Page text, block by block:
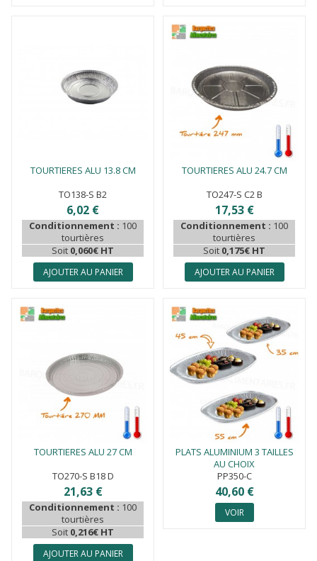
TOURTIERES ALU 13.8 CM
TO138-S B2
6,02 €
Conditionnement : 100
tourtières
Soit 0,060€ HT
AJOUTER AU PANIER
TOURTIERES ALU 24.7 CM
TO247-S C2 B
17,53 €
Conditionnement : 100
tourtières
Soit 0,175€ HT
AJOUTER AU PANIER
TOURTIERES ALU 27 CM
TO270-S B18 D
21,63 €
Conditionnement : 100
tourtières
Soit 0,216€ HT
AJOUTER AU PANIER
PLATS ALUMINIUM 3 TAILLES
AU CHOIX
PP350-C
40,60 €
VOIR